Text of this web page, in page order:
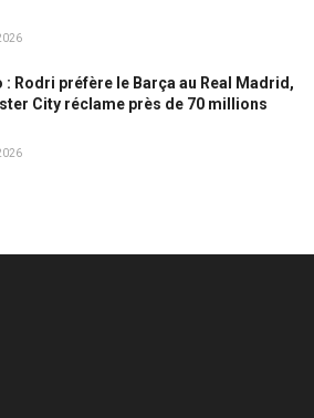
: Rodri préfère le Barça au Real Madrid,
City réclame près de 70 millions